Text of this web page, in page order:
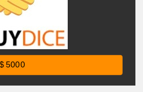
$ 5000